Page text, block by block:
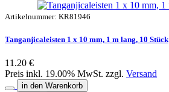
Artikelnummer: KR81946
Tanganjicaleisten 1 x 10 mm, 1 m lang, 10 Stück
11.20 €
Preis inkl. 19.00% MwSt. zzgl. Versand
in den Warenkorb